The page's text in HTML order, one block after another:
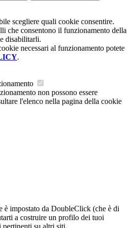
scegliere quali cookie consentire.
che consentono il funzionamento della
disabilitarli.
necessari al funzionamento potete
.
non possono essere
l'elenco nella pagina della cookie
è impostato da DoubleClick (che è di
a costruire un profilo dei tuoi